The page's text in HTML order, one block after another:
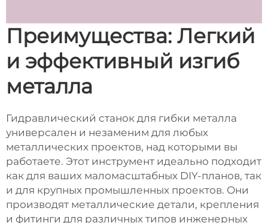
Преимущества: Легкий
и эффективный изгиб
металла
Гидравлический станок для гибки металла
универсален и незаменим для любых
металлических проектов, над которыми вы
работаете. Этот инструмент идеально подходит
как для ваших маломасштабных DIY-планов, так
и для крупных промышленных проектов. Они
производят металлические детали, крепления
и фитинги для различных типов инженерных